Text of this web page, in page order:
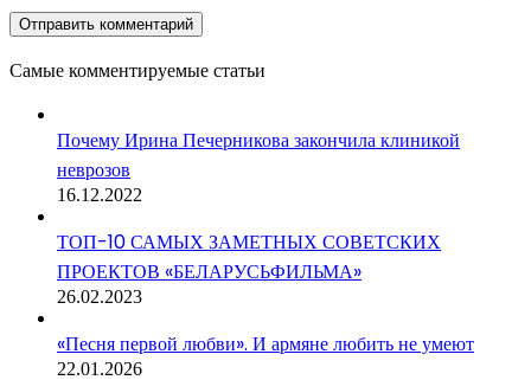
Самые комментируемые статьи
Почему Ирина Печерникова закончила клиникой
неврозов
16.12.2022
ТОП-10 САМЫХ ЗАМЕТНЫХ СОВЕТСКИХ
ПРОЕКТОВ «БЕЛАРУСЬФИЛЬМА»
26.02.2023
«Песня первой любви». И армяне любить не умеют
22.01.2026